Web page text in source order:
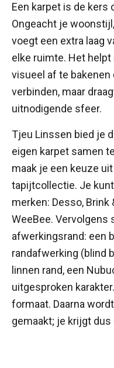
Een karpet is de kers
Ongeacht je
voegt een extra laag
elke ruimte. Het
visueel af te
verbinden, maar
uitnodigende sfeer.
Tjeu Linssen bied je
eigen karpet samen
maak je een keuze
tapijtcollectie. Je
merken: Desso, Brink
WeeBee. Vervolgens
afwerkingsrand: een
randafwerking (blind
linnen rand, een
uitgesproken
formaat. Daarna
gemaakt; je krijgt